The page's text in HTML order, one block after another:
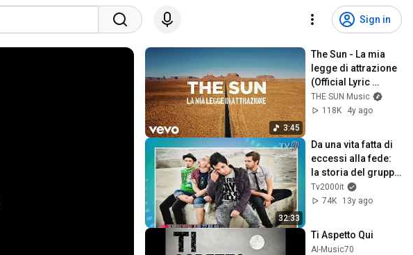
Sign in
3:45
The Sun - La mia
legge di attrazione
(Official Lyric
Video)
THE SUN Music
118K
4y ago
32:33
Da una vita fatta di
eccessi alla fede:
la storia del gruppo
rock "The Sun"
Tv2000it
74K
13y ago
Ti Aspetto Qui
AI-Music70